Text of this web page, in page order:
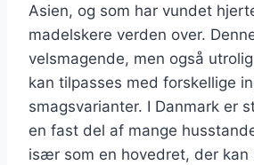
Asien, og som har vundet
madelskere verden over.
velsmagende, men også
kan tilpasses med forskellige
smagsvarianter. I Danmark er
en fast del af mange
især som en hovedret, der kan